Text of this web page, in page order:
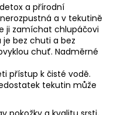
a přírodní
a v tekutině
ji zamíchat chlupáčovi
bez chuti a bez
chuť. Nadměrné
přístup k čisté vodě.
tekutin může